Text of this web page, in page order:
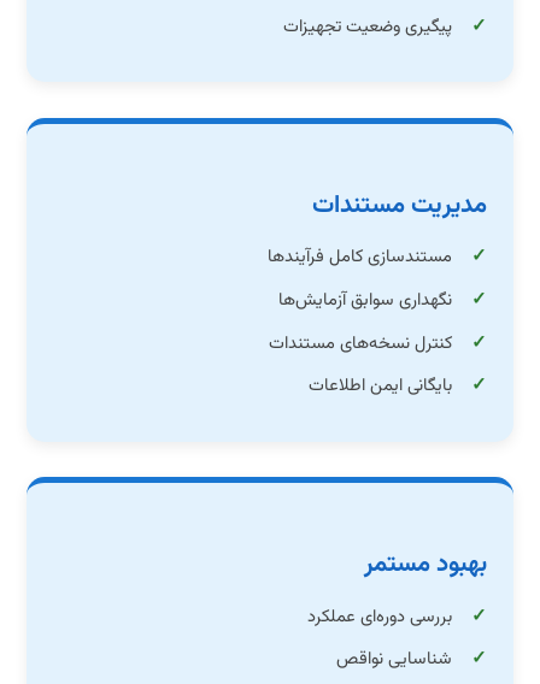
پیگیری وضعیت تجهیزات
مدیریت مستندات
مستندسازی کامل فرآیندها
نگهداری سوابق آزمایش‌ها
کنترل نسخه‌های مستندات
بایگانی ایمن اطلاعات
بهبود مستمر
بررسی دوره‌ای عملکرد
شناسایی نواقص